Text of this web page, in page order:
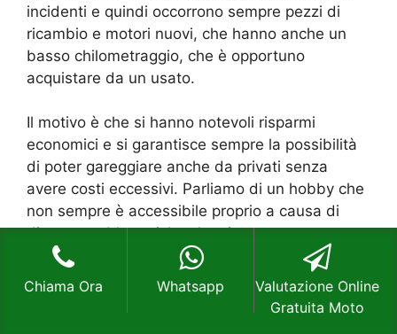
incidenti e quindi occorrono sempre pezzi di
ricambio e motori nuovi, che hanno anche un
basso chilometraggio, che è opportuno
acquistare da un usato.
Il motivo è che si hanno notevoli risparmi
economici e si garantisce sempre la possibilità
di poter gareggiare anche da privati senza
avere costi eccessivi. Parliamo di un hobby che
non sempre è accessibile proprio a causa di
diverse problematiche che si possono avere,
parlando sempre di costi economici, ma grazie
al Compro Moto Via Padova Milanosi ha la
garanzia di acquistare le cose che convengono
Chiama Ora Whatsapp
Valutazione Online
Gratuita Moto